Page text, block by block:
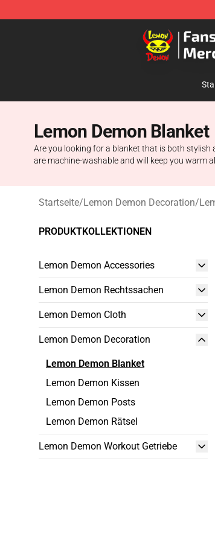
Lemon Demon Store - Official Lemon
Lemon Demon Blanket
Are you looking for a blanket that is both stylish
are machine-washable and will keep you warm
Startseite/Lemon Demon Decoration/
PRODUKTKOLLEKTIONEN
Lemon Demon Accessories
Lemon Demon Rechtssachen
Lemon Demon Cloth
Lemon Demon Decoration
Lemon Demon Blanket
Lemon Demon Kissen
Lemon Demon Posts
Lemon Demon Rätsel
Lemon Demon Workout Getriebe